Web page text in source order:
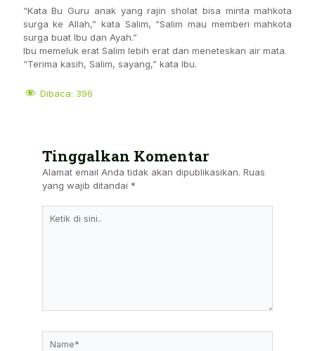
“Kata Bu Guru anak yang rajin sholat bisa minta mahkota
surga ke Allah,” kata Salim, “Salim mau memberi mahkota
surga buat Ibu dan Ayah.”
Ibu memeluk erat Salim lebih erat dan meneteskan air mata.
“Terima kasih, Salim, sayang,” kata Ibu.
Dibaca: 396
Tinggalkan Komentar
Alamat email Anda tidak akan dipublikasikan. Ruas
yang wajib ditandai *